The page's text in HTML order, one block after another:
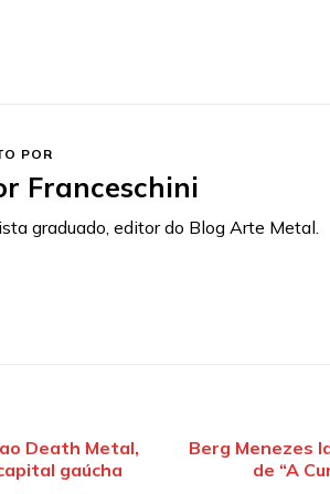
POR
Franceschini
graduado, editor do Blog Arte Metal.
Death Metal,
gaúcha
Berg Menezes
de “A